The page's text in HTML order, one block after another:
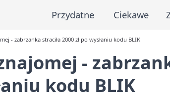
Przydatne Ciekawe
- zabrzanka straciła 2000 zł po wysłaniu kodu BLIK
-
kodu BLIK